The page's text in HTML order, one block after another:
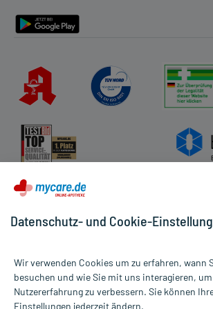
Alle Preise gelten inkl. MwSt., ggf. zzgl.
Datenschutz- und Cookie-
Wir verwenden Cookies um zu erfahren, wann
besuchen und wie Sie mit uns interagieren,
Nutzererfahrung zu verbessern. Sie können
Einstellungen jederzeit ändern.